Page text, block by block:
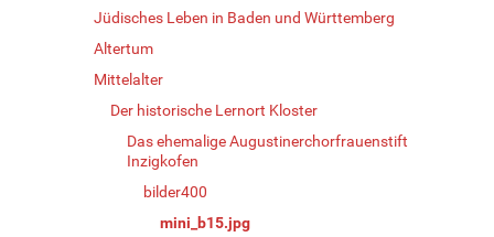
Jüdisches Leben in Baden und Württemberg
Altertum
Mittelalter
Der historische Lernort Kloster
Das ehemalige Augustinerchorfrauenstift
Inzigkofen
bilder400
mini_b15.jpg